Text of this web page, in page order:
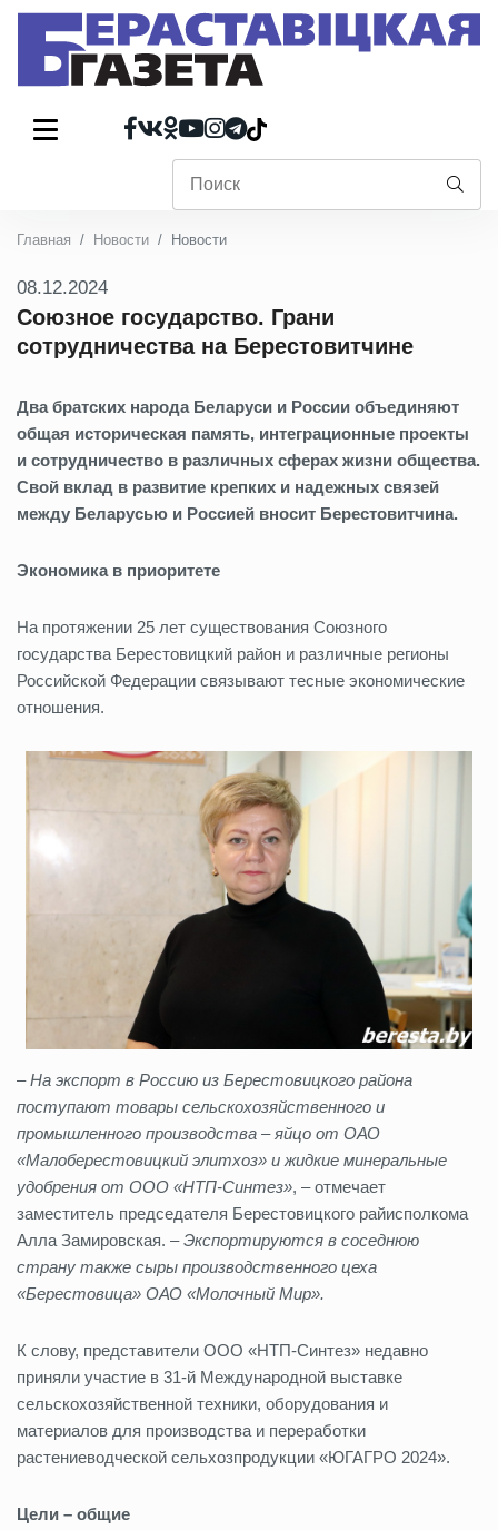
Главная Новости Новости
08.12.2024
Союзное государство. Грани
сотрудничества на Берестовитчине
Два братских народа Беларуси и России объединяют
общая историческая память, интеграционные проекты
и сотрудничество в различных сферах жизни общества.
Свой вклад в развитие крепких и надежных связей
между Беларусью и Россией вносит Берестовитчина.
Экономика в приоритете
На протяжении 25 лет существования Союзного
государства Берестовицкий район и различные регионы
Российской Федерации связывают тесные экономические
отношения.
–На экспорт в Россию из Берестовицкого района
поступают товары сельскохозяйственного и
промышленного производства – яйцо от ОАО
«Малоберестовицкий элитхоз» и жидкие минеральные
удобрения от ООО «НТП-Синтез», – отмечает
заместитель председателя Берестовицкого райисполкома
Алла Замировская. –Экспортируются в соседнюю
страну также сыры производственного цеха
«Берестовица» ОАО «Молочный Мир».
К слову, представители ООО «НТП-Синтез» недавно
приняли участие в 31-й Международной выставке
сельскохозяйственной техники, оборудования и
материалов для производства и переработки
растениеводческой сельхозпродукции «ЮГАГРО 2024».
Цели – общие